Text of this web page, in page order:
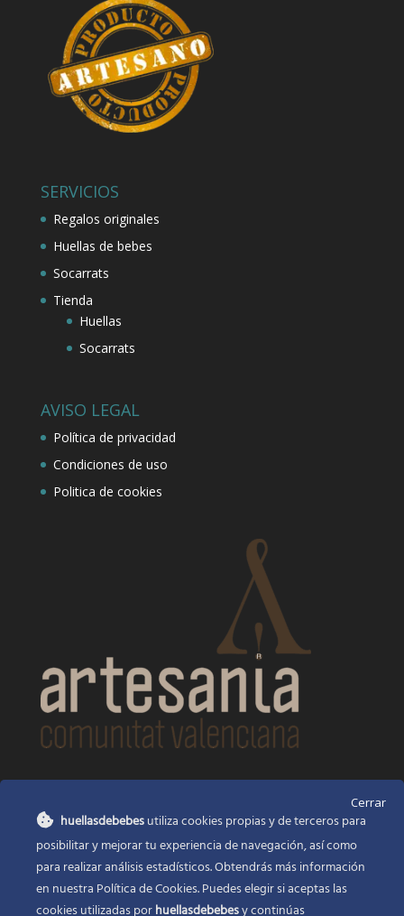
SERVICIOS
Regalos originales
Huellas de bebes
Socarrats
Tienda
Huellas
Socarrats
AVISO LEGAL
Política de privacidad
Condiciones de uso
Politica de cookies
Huellas de bebés
Santa Ana, 22Alcasser Valencia 46290
625 120 591
Cerrar
huellasdebebesutiliza cookies propias y de terceros para
posibilitar y mejorar tu experiencia de navegación, así como
para realizar análisis estadísticos. Obtendrás más información
en nuestra Política de Cookies. Puedes elegir si aceptas las
cookies utilizadas porhuellasdebebesy continúas